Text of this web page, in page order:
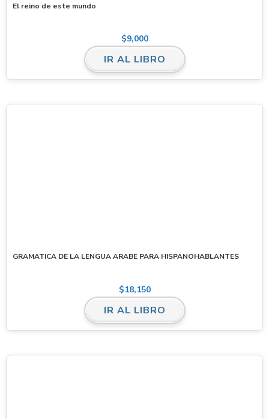
El reino de este mundo
$9,000
IR AL LIBRO
GRAMATICA DE LA LENGUA ARABE PARA HISPANOHABLANTES
$18,150
IR AL LIBRO